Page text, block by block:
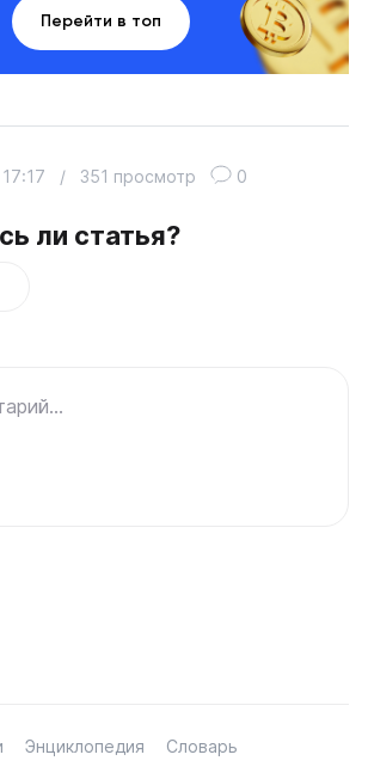
Перейти в топ
ли статья?
/ 351 просмотр 0
Энциклопедия
Словарь